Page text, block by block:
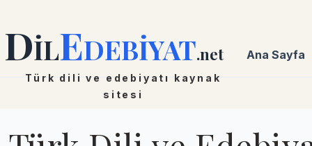
DİLEDEBİYAT.net Ana Sayfa
Türk dili ve edebiyatı kaynak
sitesi